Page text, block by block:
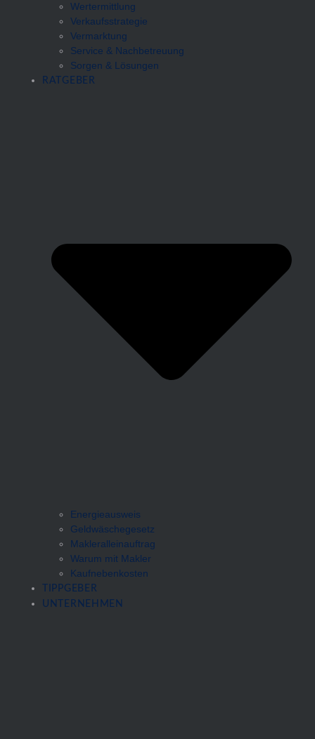
Wertermittlung
Verkaufsstrategie
Vermarktung
Service & Nachbetreuung
Sorgen & Lösungen
RATGEBER
Energieausweis
Geldwäschegesetz
Makleralleinauftrag
Warum mit Makler
Kaufnebenkosten
TIPPGEBER
UNTERNEHMEN